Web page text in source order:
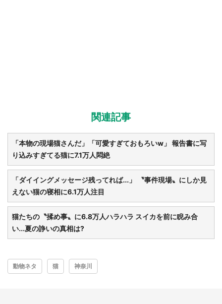
関連記事
「本物の現場猫さんだ」「可愛すぎておもろいw」 報告書に写
り込みすぎてる猫に7.1万人悶絶
「ダイイングメッセージ残ってれば...」 〝事件現場〟にしか見
えない猫の寝相に6.1万人注目
猫たちの〝揉め事〟に6.8万人ハラハラ スイカを前に睨み合
い...夏の諍いの真相は?
動物ネタ 猫 神奈川